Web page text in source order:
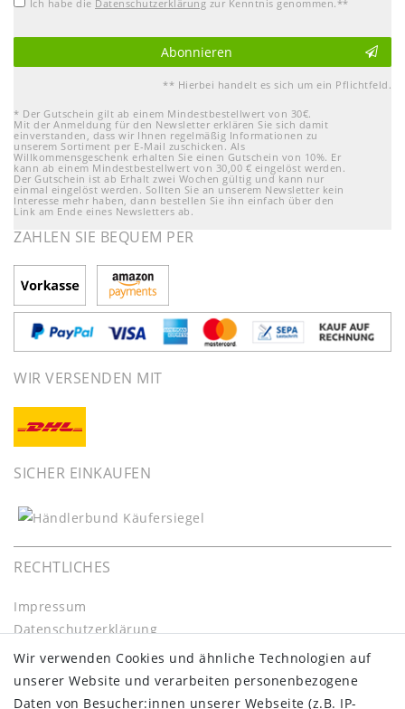
Ich habe die Daten­schutz­erklärung zur Kenntnis genommen.**
Abonnieren
** Hierbei handelt es sich um ein Pflichtfeld.
* Der Gutschein gilt ab einem Mindestbestellwert von 30€.
Mit der Anmeldung für den Newsletter erklären Sie sich damit
einverstanden, dass wir Ihnen regelmäßig Informationen zu
unserem Sortiment per E-Mail zuschicken. Als
Willkommensgeschenk erhalten Sie einen Gutschein von 10%. Er
kann ab einem Mindestbestellwert von 30,00 € eingelöst werden.
Der Gutschein ist ab Erhalt zwei Wochen gültig und kann nur
einmal eingelöst werden. Sollten Sie an unserem Newsletter kein
Interesse mehr haben, dann bestellen Sie ihn einfach über den
Link am Ende eines Newsletters ab.
ZAHLEN SIE BEQUEM PER
WIR VERSENDEN MIT
SICHER EINKAUFEN
RECHTLICHES
Impressum
Daten­schutz­erklärung
AGB
Barrierefreiheitserklärung
Widerrufs­recht
Wir verwenden Cookies und ähnliche Technologien auf
unserer Website und verarbeiten personenbezogene
Daten von Besucher:innen unserer Webseite (z.B. IP-